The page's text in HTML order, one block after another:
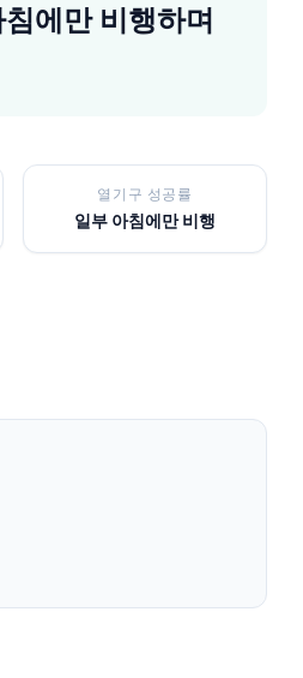
에만 비행하며
열기구 성공률
일부 아침에만 비행